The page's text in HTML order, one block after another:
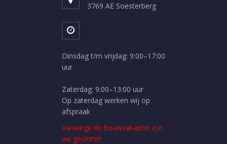
3769 AE Soesterberg
Dinsdag t/m vrijdag: 9:00–17:00
uur
Zaterdag: 9:00–13:00 uur
Op zaterdag werken wij op
afspraak
Vanwege de bouwvakantie zijn
we gesloten